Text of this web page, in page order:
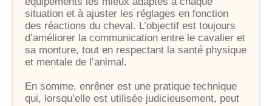
situation et à ajuster les réglages en fonction
des réactions du cheval. L’objectif est toujours
d’améliorer la communication entre le cavalier et
sa monture, tout en respectant la santé physique
et mentale de l’animal.
En somme, enrêner est une pratique technique
qui, lorsqu’elle est utilisée judicieusement, peut